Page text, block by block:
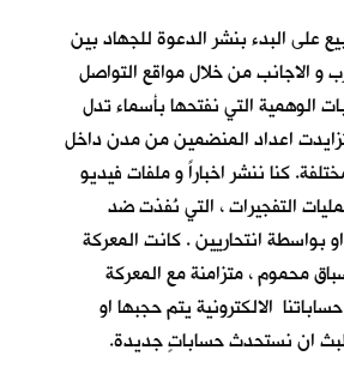
على البدء بنشر الدعوة للجهاد بين
و الاجانب من خلال مواقع التواصل
الوهمية التي نفتحها بأسماء تدل
اعداد المنضمين من مدن داخل
كنا ننشر اخباراً و ملفات فيديو
التفجيرات ، التي نُفذت ضد
بواسطة انتحاريين . كانت المعركة
محموم ، متزامنة مع المعركة
الالكترونية يتم حجبها او
ان نستحدث حساباتٍ جديدة.